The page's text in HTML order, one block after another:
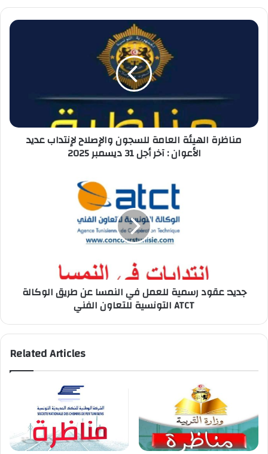
مناظرة
:
مناظرة الهيئة العامة للسجون والإصلاح لإنتداب عديد
الأعوان : آخر أجل 31 ديسمبر 2025
التونسية
جديد: عقود رسمية للعمل في النمسا عن طريق الوكالة
التونسية للتعاون الفني ATCT
Related Articles